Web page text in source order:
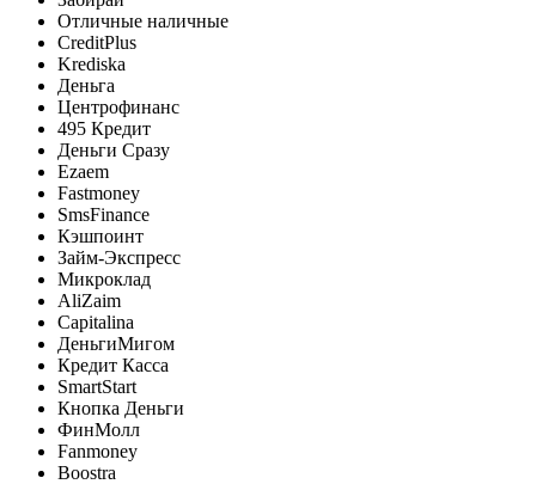
Отличные наличные
CreditPlus
Krediska
Деньга
Центрофинанс
495 Кредит
Деньги Сразу
Ezaem
Fastmoney
SmsFinance
Кэшпоинт
Займ-Экспресс
Микроклад
AliZaim
Capitalina
ДеньгиМигом
Кредит Касса
SmartStart
Кнопка Деньги
ФинМолл
Fanmoney
Boostra